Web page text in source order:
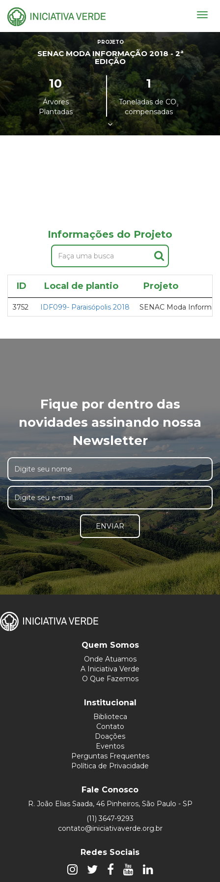
PROJETO
SENAC MODA INFORMAÇÃO 2018 - 2ª
EDIÇÃO
10
Árvores
Plantadas
1
Toneladas de CO²
compensadas
Informações do Projeto
ID Local de plantio Projeto
3752 IDF099- Paraisópolis 2018 SENAC Moda
Fique por dentro das
novidades assinando nossa
Newsletter
ENVIAR
Quem Somos
Onde Atuamos
A Iniciativa Verde
O Que Fazemos
Institucional
Biblioteca
Contato
Doações
Eventos
Perguntas Frequentes
Política de Privacidade
Fale Conosco
R. João Elias Saada, 46 Pinheiros, São Paulo - SP
(11) 3647-9293
contato@iniciativaverde.org.br
Redes Sociais